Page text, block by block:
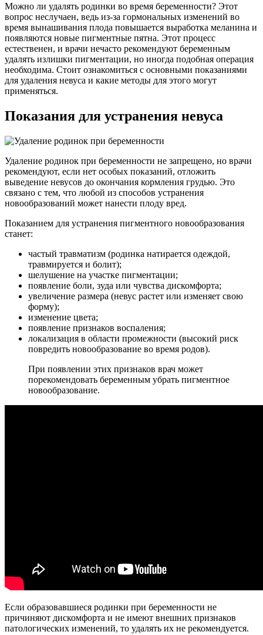
Можно ли удалять родинки во время беременности? Этот
вопрос неслучаен, ведь из-за гормональных изменений во
время вынашивания плода повышается выработка меланина и
появляются новые пигментные пятна. Этот процесс
естественен, и врачи нечасто рекомендуют беременным
удалять излишки пигментации, но иногда подобная операция
необходима. Стоит ознакомиться с основными показаниями
для удаления невуса и какие методы для этого могут
применяться.
Показания для устранения невуса
Удаление родинок при беременности не запрещено, но врачи
рекомендуют, если нет особых показаний, отложить
выведение невусов до окончания кормления грудью. Это
связано с тем, что любой из способов устранения
новообразований может нанести плоду вред.
Показанием для устранения пигментного новообразования
станет:
частый травматизм (родинка натирается одеждой,
травмируется и болит);
шелушение на участке пигментации;
появление боли, зуда или чувства дискомфорта;
увеличение размера (невус растет или изменяет свою
форму);
изменение цвета;
появление признаков воспаления;
локализация в области промежности (высокий риск
повредить новообразование во время родов).
При появлении этих признаков врач может
порекомендовать беременным убрать пигментное
новообразование.
Если образовавшиеся родинки при беременности не
причиняют дискомфорта и не имеют внешних признаков
патологических изменений, то удалять их не рекомендуется.